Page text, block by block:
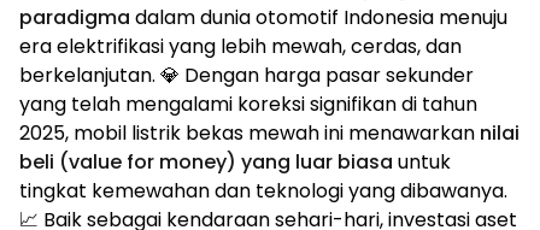
paradigma dalam dunia otomotif Indonesia menuju
era elektrifikasi yang lebih mewah, cerdas, dan
berkelanjutan. 💎 Dengan harga pasar sekunder
yang telah mengalami koreksi signifikan di tahun
2025, mobil listrik bekas mewah ini menawarkan nilai
beli (value for money) yang luar biasa untuk
tingkat kemewahan dan teknologi yang dibawanya.
📈 Baik sebagai kendaraan sehari-hari, investasi aset